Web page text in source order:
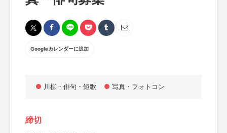
Googleカレンダーに追加
川柳・俳句・短歌 写真・フォトコン
締切